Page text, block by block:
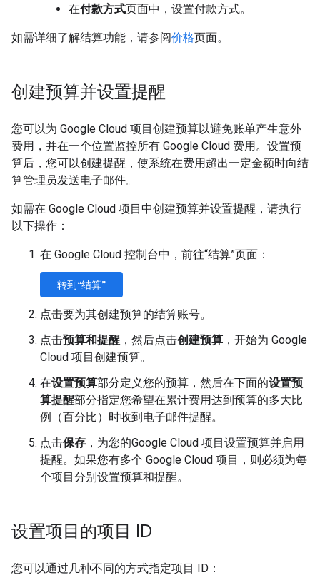
在付款方式页面中，设置付款方式。
如需详细了解结算功能，请参阅价格页面。
创建预算并设置提醒
您可以为 Google Cloud 项目创建预算以避免账单产生意外
费用，并在一个位置监控所有 Google Cloud 费用。设置预
算后，您可以创建提醒，使系统在费用超出一定金额时向结
算管理员发送电子邮件。
如需在 Google Cloud 项目中创建预算并设置提醒，请执行
以下操作：
在 Google Cloud 控制台中，前往“结算”页面：
转到“结算”
点击要为其创建预算的结算账号。
点击预算和提醒 ，然后点击创建预算 ，开始为 Google
Cloud 项目创建预算。
在设置预算部分定义您的预算，然后在下面的设置预
算提醒部分指定您希望在累计费用达到预算的多大比
例（百分比）时收到电子邮件提醒。
点击保存 ，为您的Google Cloud 项目设置预算并启用
提醒。如果您有多个 Google Cloud 项目，则必须为每
个项目分别设置预算和提醒。
设置项目的项目 ID
您可以通过几种不同的方式指定项目 ID：